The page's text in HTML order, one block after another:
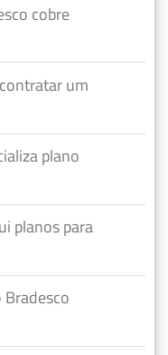
cobre
um
plano
planos para